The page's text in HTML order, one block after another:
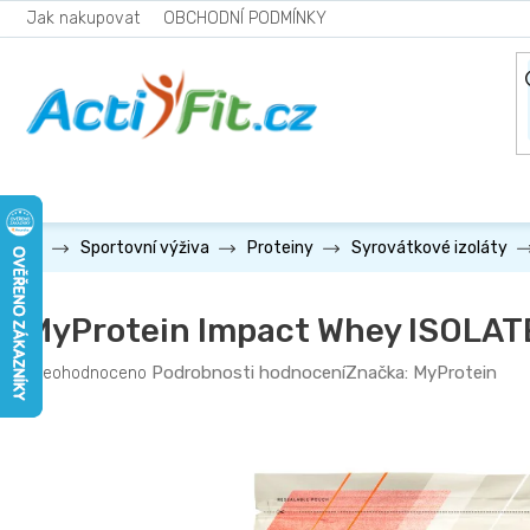
Přejít
na
Jak nakupovat OBCHODNÍ PODMÍNKY
Sportovní výživa Proteiny Syrovátkové izoláty
MyProtein Impact Whey
Průměrné
hodnocení
produktu
Neohodnoceno Podrobnosti hodnoceníZnačka: MyProtein